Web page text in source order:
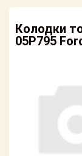
Оплата
Возврат
Онлайн
- любые
Колодки
05P795